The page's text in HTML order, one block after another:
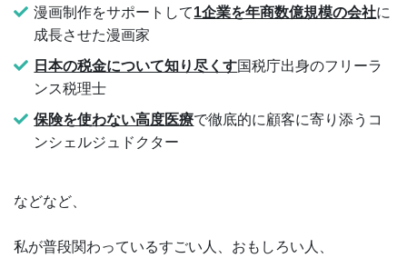
漫画制作をサポートして1企業を年商数億規模の会社に
成長させた漫画家
日本の税金について知り尽くす国税庁出身のフリーラ
ンス税理士
保険を使わない高度医療で徹底的に顧客に寄り添うコ
ンシェルジュドクター
などなど、
私が普段関わっているすごい人、おもしろい人、